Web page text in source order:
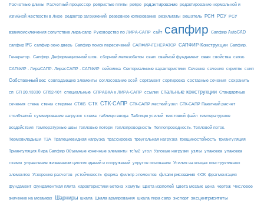
Расчетные длины Расчетный процессор ребристые плиты ребро редактирование редактирование нормальной и
изгибной жесткости в Лире редактор загружений резервное копирование результаты решатель РСН РСУ РСУ
взаимоисключения сопутствие лира-сапр Руководство по ЛИРА-САПР сайт сапфир Сапфир AutoCAD
сапфир IFC сапфир окно дверь Сапфир поиск пересечений САПФИР-ГЕНЕРАТОР САПФИР-Конструкции Сапфир.
Генератор. Сапфир. Деформационный шов. сборный железобетон сваи свайный фундамент свая свойства связь
САПФИР - ЛираСАПР. ЛирасСАПР - САПФИР сейсмика Секториальные характеристики Сечение сечения скрипты снип
Собственный вес совпадающие элементы согласование осей сортамент сортировка составные сечения сохранить
сп СП 20.13330 СП52-101 специальные СПРАВКА к ЛИРА-САПР ссылки стальные конструкции Стандартные
сечения стена стены стержни СТЖБ СТК СТК-САПР СТК-САПР жесткий узел СТК-САПР Пакетный расчет
столбчатый суммирование нагрузок схема таблицы ввода Таблицы усилий текстовый файл температурные
воздействия температурные швы тепловые потери теплопроводность Теплопроводность. Тепловой поток.
Термовкладыши ТЗА Трапециевидная нагрузка трассировка треугольная нагрузка трещиностойкость триангуляция
Триангуляция Лира Сапфир Объемные конечные элементы тс/м2 угол Узловые нагрузки узлы упаковка упаковка
схемы управление жизненным циклом зданий и сооружений упругое основание Усилия на концах конструктивных
элементов Ускорение расчетов устойчивость ферма фильтр элементов флаги рисования ФОК фрагментация
фундамент фундаментная плита характеристики бетона хомуты Цвета изополей Цвета мозаик цена чертеж Числовое
значение на мозаиках Шарниры шкала Шкала армирования шкала лира сапр экспорт эксцентриситеты